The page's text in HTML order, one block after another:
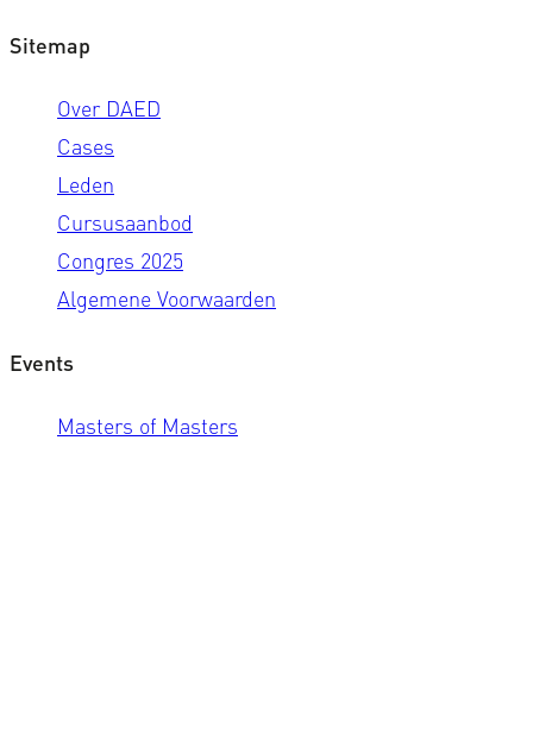
Sitemap
Over DAED
Cases
Leden
Cursusaanbod
Congres 2025
Algemene Voorwaarden
Events
Masters of Masters